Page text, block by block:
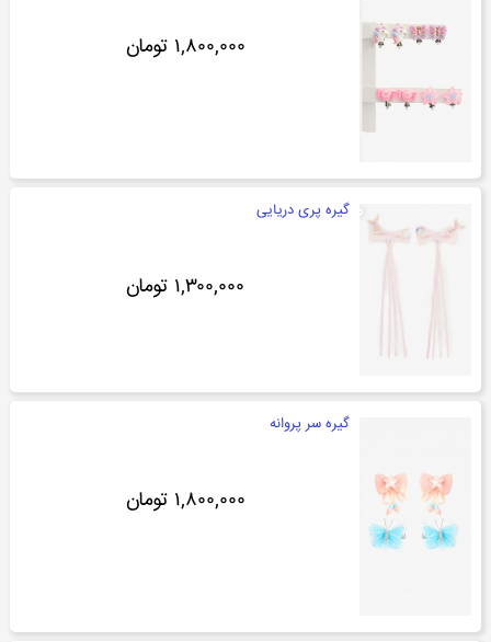
۱,۸۰۰,۰۰۰ تومان
گیره پری دریایی
۱,۳۰۰,۰۰۰ تومان
گیره سر پروانه
۱,۸۰۰,۰۰۰ تومان